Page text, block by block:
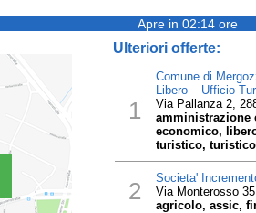
Apre in 02:14 ore
Ulteriori offerte:
1
Comune di
Libero – Ufficio
Via Pallanza 2,
amministrazione
economico,
turistico,
2 Societa'
Via Monterosso
agricolo, assic,